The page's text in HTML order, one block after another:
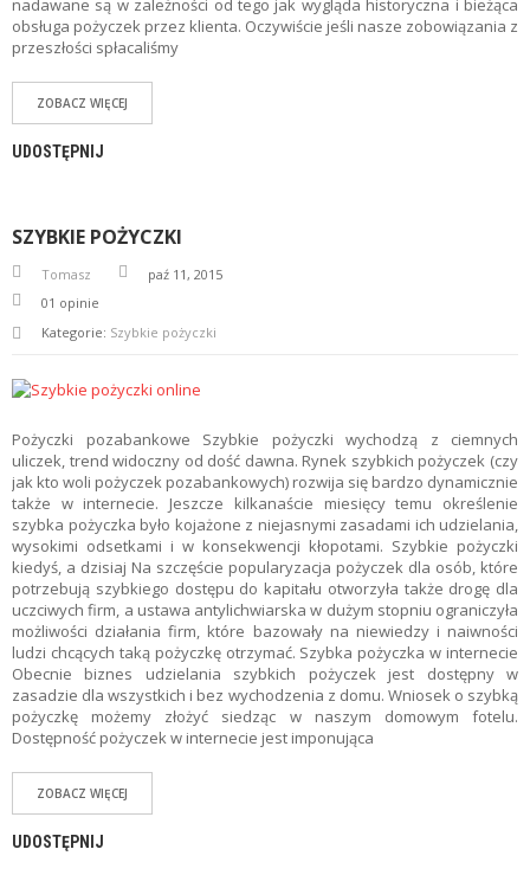
nadawane są w zależności od tego jak wygląda historyczna i bieżąca
obsługa pożyczek przez klienta. Oczywiście jeśli nasze zobowiązania z
przeszłości spłacaliśmy
ZOBACZ WIĘCEJ
UDOSTĘPNIJ
SZYBKIE POŻYCZKI
Tomasz
paź 11, 2015
01 opinie
Kategorie: Szybkie pożyczki
Pożyczki pozabankowe Szybkie pożyczki wychodzą z ciemnych
uliczek, trend widoczny od dość dawna. Rynek szybkich pożyczek (czy
jak kto woli pożyczek pozabankowych) rozwija się bardzo dynamicznie
także w internecie. Jeszcze kilkanaście miesięcy temu określenie
szybka pożyczka było kojażone z niejasnymi zasadami ich udzielania,
wysokimi odsetkami i w konsekwencji kłopotami. Szybkie pożyczki
kiedyś, a dzisiaj Na szczęście popularyzacja pożyczek dla osób, które
potrzebują szybkiego dostępu do kapitału otworzyła także drogę dla
uczciwych firm, a ustawa antylichwiarska w dużym stopniu ograniczyła
możliwości działania firm, które bazowały na niewiedzy i naiwności
ludzi chcących taką pożyczkę otrzymać. Szybka pożyczka w internecie
Obecnie biznes udzielania szybkich pożyczek jest dostępny w
zasadzie dla wszystkich i bez wychodzenia z domu. Wniosek o szybką
pożyczkę możemy złożyć siedząc w naszym domowym fotelu.
Dostępność pożyczek w internecie jest imponująca
ZOBACZ WIĘCEJ
UDOSTĘPNIJ